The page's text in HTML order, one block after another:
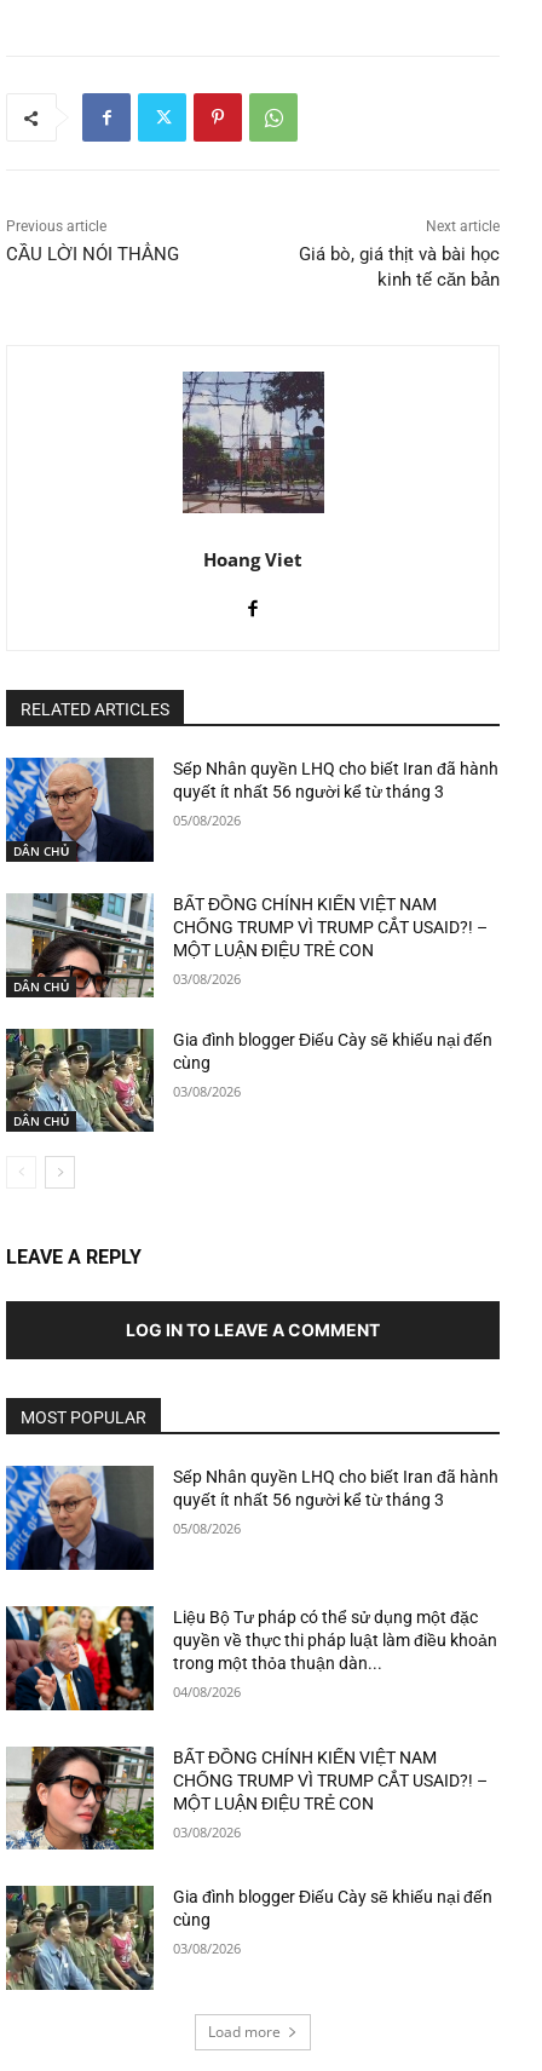
Previous article
CẦU LỜI NÓI THẲNG
Next article
Giá bò, giá thịt và bài học
kinh tế căn bản
Hoang Viet
RELATED ARTICLES
DÂN CHỦ
Sếp Nhân quyền LHQ cho biết Iran đã hành
quyết ít nhất 56 người kể từ tháng 3
05/08/2026
DÂN CHỦ
BẤT ĐỒNG CHÍNH KIẾN VIỆT NAM
CHỐNG TRUMP VÌ TRUMP CẮT USAID?! –
MỘT LUẬN ĐIỆU TRẺ CON
03/08/2026
DÂN CHỦ
Gia đình blogger Điếu Cày sẽ khiếu nại đến
cùng
03/08/2026
LEAVE A REPLY
LOG IN TO LEAVE A COMMENT
MOST POPULAR
Sếp Nhân quyền LHQ cho biết Iran đã hành
quyết ít nhất 56 người kể từ tháng 3
05/08/2026
Liệu Bộ Tư pháp có thể sử dụng một đặc
quyền về thực thi pháp luật làm điều khoản
trong một thỏa thuận dàn...
04/08/2026
BẤT ĐỒNG CHÍNH KIẾN VIỆT NAM
CHỐNG TRUMP VÌ TRUMP CẮT USAID?! –
MỘT LUẬN ĐIỆU TRẺ CON
03/08/2026
Gia đình blogger Điếu Cày sẽ khiếu nại đến
cùng
03/08/2026
Load more